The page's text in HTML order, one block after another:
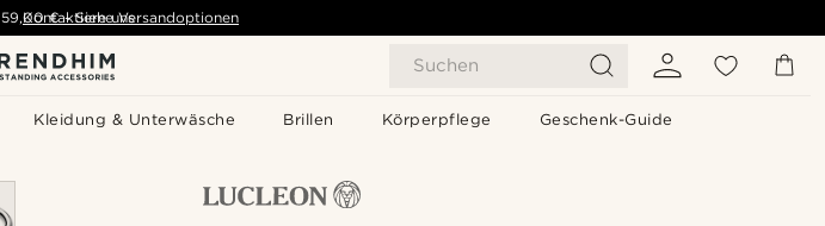
Suchen
Kleidung & Unterwäsche Brillen Körperpflege Geschenk-Guide
59,00 € - Siehe Versandoptionen
Kontaktiere uns